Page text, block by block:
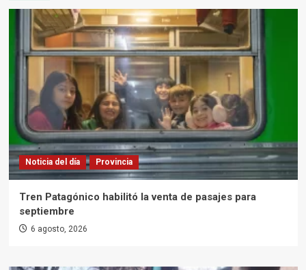
Noticia del día Provincia
Tren Patagónico habilitó la venta de pasajes para
septiembre
6 agosto, 2026